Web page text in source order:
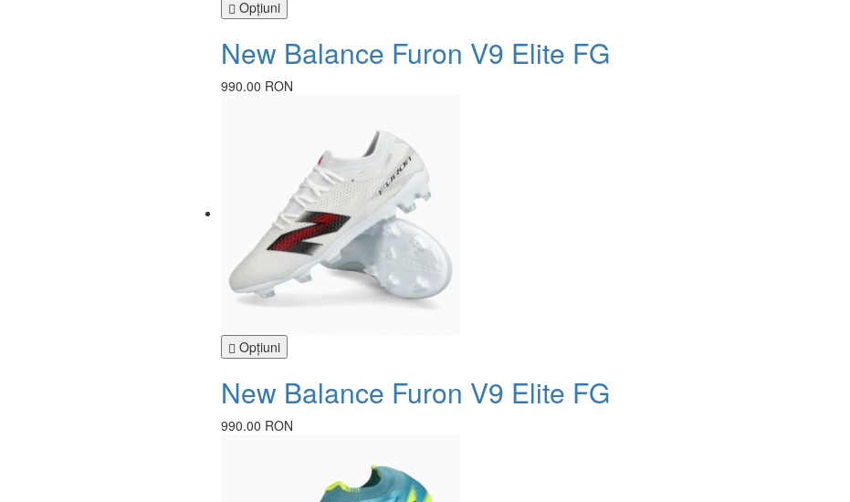
Opţiuni
New Balance Furon V9 Elite FG
990.00 RON
Opţiuni
New Balance Furon V9 Elite FG
990.00 RON